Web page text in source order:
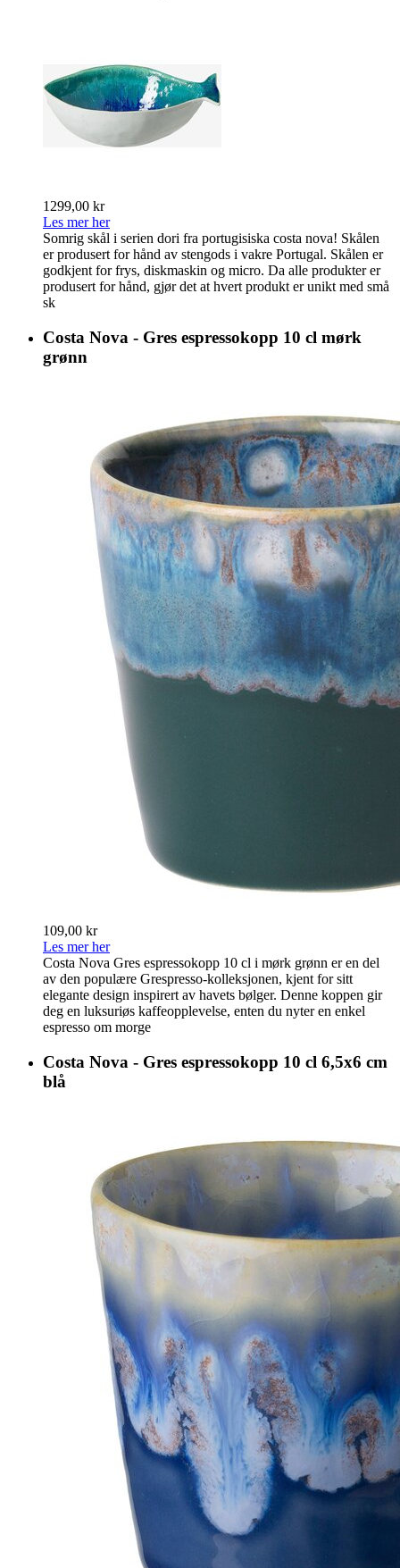
1299,00 kr
Les mer her
Somrig skål i serien dori fra portugisiska costa nova! Skålen
er produsert for hånd av stengods i vakre Portugal. Skålen er
godkjent for frys, diskmaskin og micro. Da alle produkter er
produsert for hånd, gjør det at hvert produkt er unikt med små
sk
Costa Nova - Gres espressokopp 10 cl mørk
grønn
109,00 kr
Les mer her
Costa Nova Gres espressokopp 10 cl i mørk grønn er en del
av den populære Grespresso-kolleksjonen, kjent for sitt
elegante design inspirert av havets bølger. Denne koppen gir
deg en luksuriøs kaffeopplevelse, enten du nyter en enkel
espresso om morge
Costa Nova - Gres espressokopp 10 cl 6,5x6 cm
blå